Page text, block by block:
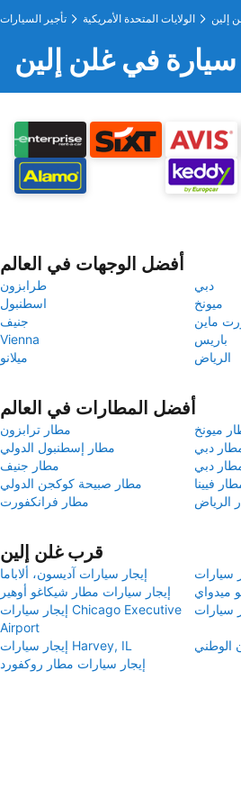
تأجير السيارات الولايات المتحدة الأمريكية إلين
سيارة في غلن إلين
أفضل الوجهات في العالم
طرابزون
دبي
اسطنبول
ميونخ
جنيف
ماين
Vienna
باريس
ميلانو
الرياض
أفضل المطارات في العالم
مطار ترابزون
ميونخ
مطار إسطنبول الدولي
دبي
مطار جنيف
دبي
مطار صبيحة كوكجن الدولي
فيينا
مطار فرانكفورت
الرياض
قرب غلن إلين
إيجار سيارات آديسون، ألاباما
إيجار سيارات مطار شيكاغو أوهير
ميدواي
إيجار سيارات Chicago Executive
Airport
إيجار سيارات Harvey, IL
الوطني
إيجار سيارات مطار روكفورد